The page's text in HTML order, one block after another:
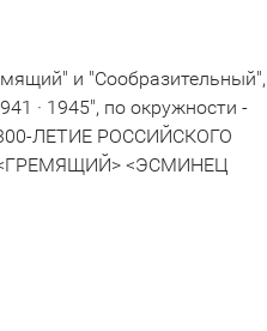
и "Сообразительный",
· 1945", по окружности -
ЛЕТИЕ РОССИЙСКОГО
<ЭСМИНЕЦ